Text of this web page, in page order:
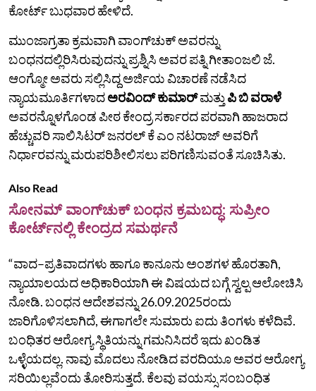
ಕೋರ್ಟ್‌ ಬುಧವಾರ ಹೇಳಿದೆ.
ಮುಂಜಾಗ್ರತಾ ಕ್ರಮವಾಗಿ ವಾಂಗ್‌ಚುಕ್‌ ಅವರನ್ನು
ಬಂಧನದಲ್ಲಿರಿಸಿರುವುದನ್ನು ಪ್ರಶ್ನಿಸಿ ಅವರ ಪತ್ನಿ ಗೀತಾಂಜಲಿ ಜೆ.
ಆಂಗ್ಮೋ ಅವರು ಸಲ್ಲಿಸಿದ್ದ ಅರ್ಜಿಯ ವಿಚಾರಣೆ ನಡೆಸಿದ
ನ್ಯಾಯಮೂರ್ತಿಗಳಾದಅರವಿಂದ್ ಕುಮಾರ್ಮತ್ತು ಪಿ ಬಿ ವರಾಳೆ
ಅವರನ್ನೊಳಗೊಂಡ ಪೀಠ ಕೇಂದ್ರ ಸರ್ಕಾರದ ಪರವಾಗಿ ಹಾಜರಾದ
ಹೆಚ್ಚುವರಿ ಸಾಲಿಸಿಟರ್ ಜನರಲ್ ಕೆ ಎಂ ನಟರಾಜ್ ಅವರಿಗೆ
ನಿರ್ಧಾರವನ್ನು ಮರುಪರಿಶೀಲಿಸಲು ಪರಿಗಣಿಸುವಂತೆ ಸೂಚಿಸಿತು.
Also Read
ಸೋನಮ್‌ ವಾಂಗ್‌ಚುಕ್‌ ಬಂಧನ ಕ್ರಮಬದ್ಧ: ಸುಪ್ರೀಂ
ಕೋರ್ಟ್‌ನಲ್ಲಿ ಕೇಂದ್ರದ ಸಮರ್ಥನೆ
“ವಾದ–ಪ್ರತಿವಾದಗಳು ಹಾಗೂ ಕಾನೂನು ಅಂಶಗಳ ಹೊರತಾಗಿ,
ನ್ಯಾಯಾಲಯದ ಅಧಿಕಾರಿಯಾಗಿ ಈ ವಿಷಯದ ಬಗ್ಗೆ ಸ್ವಲ್ಪ ಆಲೋಚಿಸಿ
ನೋಡಿ. ಬಂಧನ ಆದೇಶವನ್ನು 26.09.2025ರಂದು
ಜಾರಿಗೊಳಿಸಲಾಗಿದೆ, ಈಗಾಗಲೇ ಸುಮಾರು ಐದು ತಿಂಗಳು ಕಳೆದಿವೆ.
ಬಂಧಿತರ ಆರೋಗ್ಯ ಸ್ಥಿತಿಯನ್ನು ಗಮನಿಸಿದರೆ ಇದು ಖಂಡಿತ
ಒಳ್ಳೆಯದಲ್ಲ. ನಾವು ಮೊದಲು ನೋಡಿದ ವರದಿಯೂ ಅವರ ಆರೋಗ್ಯ
ಸರಿಯಿಲ್ಲವೆಂದು ತೋರಿಸುತ್ತದೆ. ಕೆಲವು ವಯಸ್ಸು ಸಂಬಂಧಿತ